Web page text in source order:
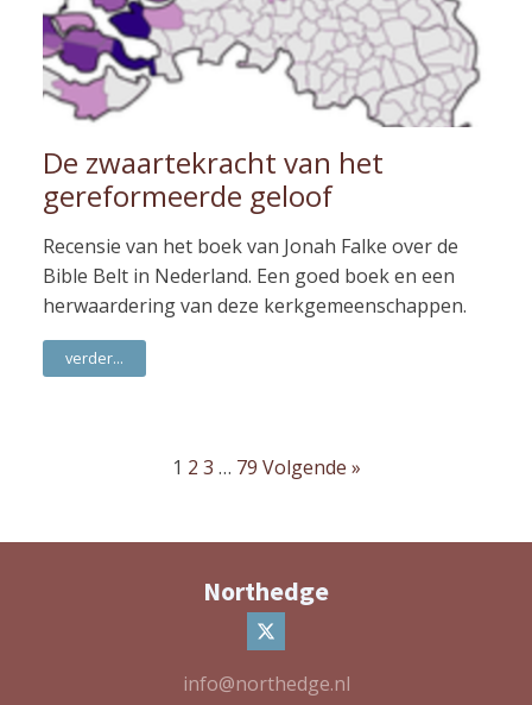
De zwaartekracht van het
gereformeerde geloof
Recensie van het boek van Jonah Falke over de
Bible Belt in Nederland. Een goed boek en een
herwaardering van deze kerkgemeenschappen.
verder...
1 2 3 … 79 Volgende »
Northedge
info@northedge.nl